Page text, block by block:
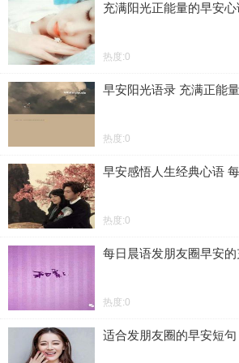
充满阳光正能量的早安心
热度:0
早安阳光语录 充满正能
热度:0
早安感悟人生经典心语
热度:0
每日晨语发朋友圈早安
热度:0
适合发朋友圈的早安短